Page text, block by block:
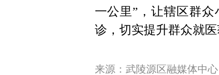
一公里”，让辖区群
诊，切实提升群众就
来源：武陵源区融媒体中心